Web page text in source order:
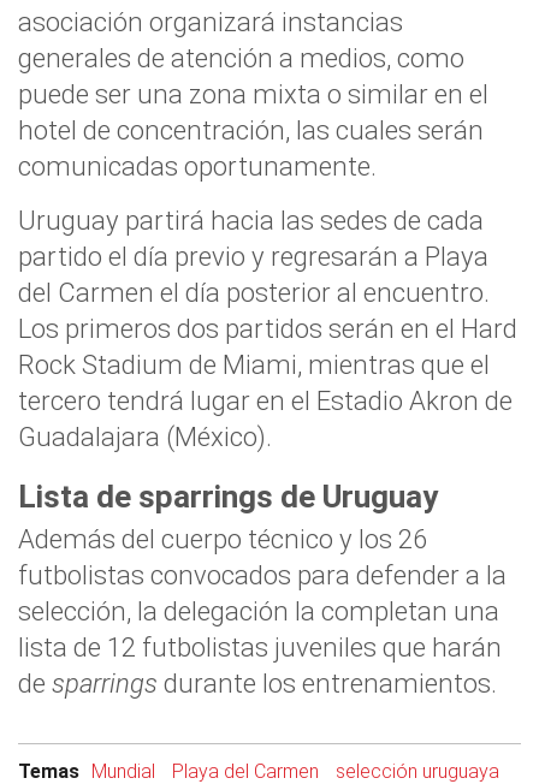
asociación organizará instancias
generales de atención a medios, como
puede ser una zona mixta o similar en el
hotel de concentración, las cuales serán
comunicadas oportunamente.
Uruguay partirá hacia las sedes de cada
partido el día previo y regresarán a Playa
del Carmen el día posterior al encuentro.
Los primeros dos partidos serán en el Hard
Rock Stadium de Miami, mientras que el
tercero tendrá lugar en el Estadio Akron de
Guadalajara (México).
Lista de sparrings de Uruguay
Además del cuerpo técnico y los 26
futbolistas convocados para defender a la
selección, la delegación la completan una
lista de 12 futbolistas juveniles que harán
de sparrings durante los entrenamientos.
Temas Mundial Playa del Carmen selección uruguaya